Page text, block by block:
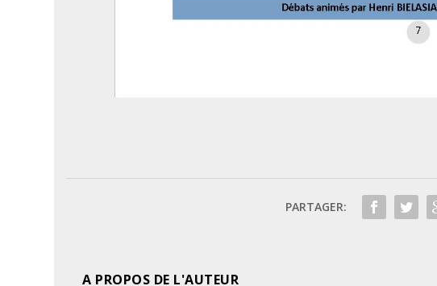
PARTAGER:
A PROPOS DE L'AUTEUR